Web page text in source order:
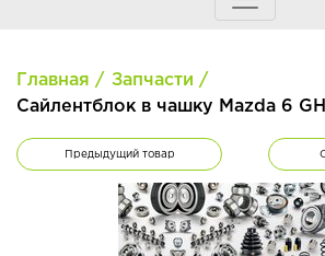
Главная
Запчасти
Сайлентблок в чашку Mazda 6
Предыдущий товар